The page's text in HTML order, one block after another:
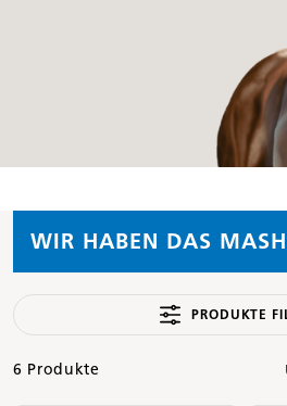
WIR HABEN DAS
PRODUKTE
6 Produkte